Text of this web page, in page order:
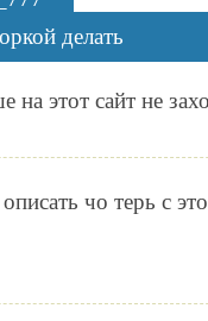
делать
на этот сайт не
чо терь с